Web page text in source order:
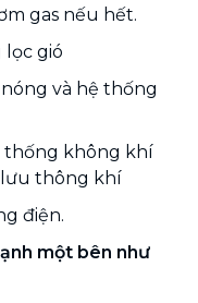
gas nếu hết.
lọc gió
và hệ thống
thống không khí
lưu thông khí
điện.
một bên như